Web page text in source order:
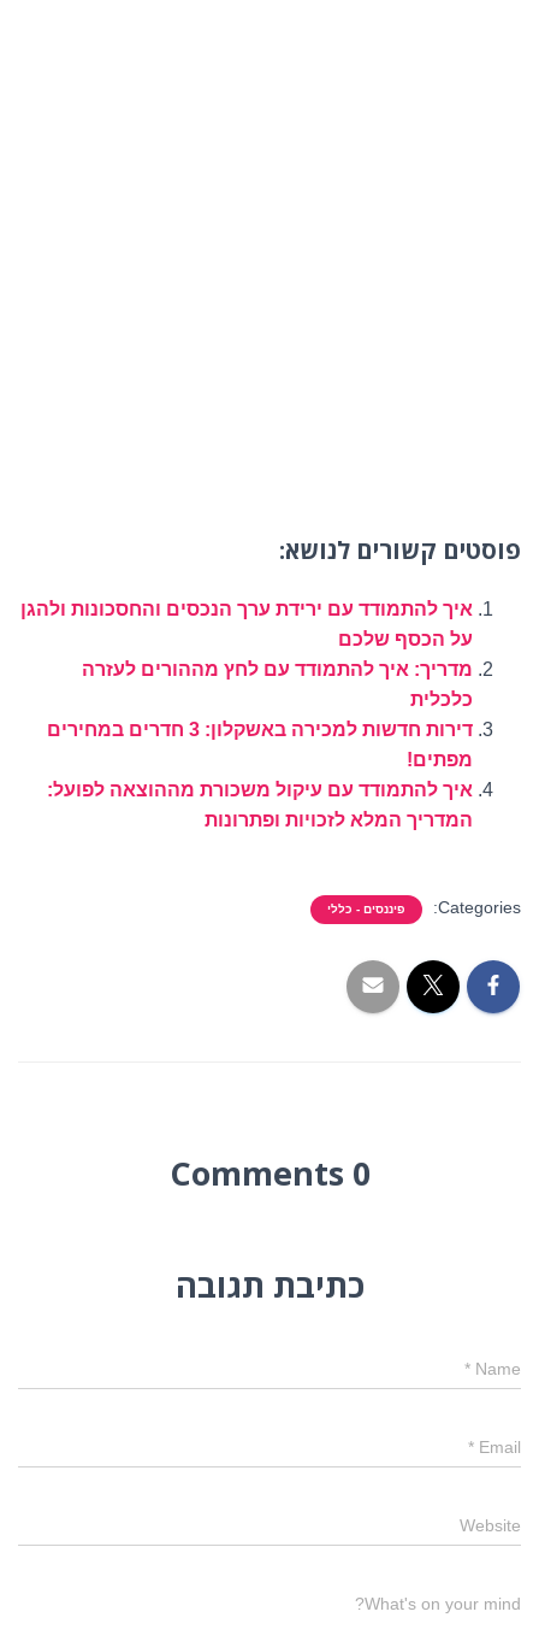
פוסטים קשורים לנושא:
איך להתמודד עם ירידת ערך הנכסים והחסכונות ולהגן
על הכסף שלכם
מדריך: איך להתמודד עם לחץ מההורים לעזרה
כלכלית
דירות חדשות למכירה באשקלון: 3 חדרים במחירים
מפתים!
איך להתמודד עם עיקול משכורת מההוצאה לפועל:
המדריך המלא לזכויות ופתרונות
Categories: פיננסים - כללי
0 Comments
כתיבת תגובה
Name
*
Email
*
Website
What's on your mind?